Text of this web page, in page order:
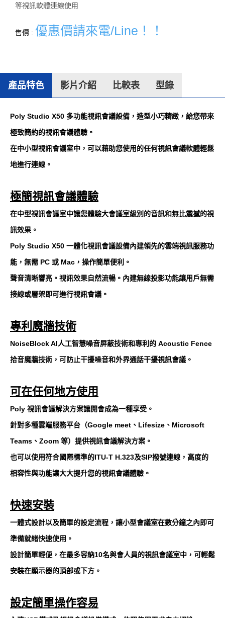
等視訊軟體連線使用
售價 : 優惠價請來電/Line！！
產品特色 影片介紹 比較表 型錄
Poly Studio X50 多功能視訊會議設備，造型小巧精緻，給您帶來
極致簡約的視訊會議體驗。
在中小型視訊會議室中，可以藉助您使用的任何視訊會議軟體輕鬆
地進行連線。
極簡視訊會議體驗
在中型視訊會議室中讓您體驗大會議室級別的音訊和無比震撼的視
訊效果。
Poly Studio X50 一體化視訊會議設備內建領先的雲端視訊服務功
能，無需 PC 或 Mac，操作簡單便利。
聲音清晰響亮。視訊效果自然流暢。內建無線投影功能讓用戶無需
接線或層架即可進行視訊會議。
專利魔牆技術
NoiseBlock AI人工智慧噪音屏蔽技術和專利的 Acoustic Fence
拾音魔牆技術，可防止干擾噪音和外界通話干擾視訊會議。
可在任何地方使用
Poly 視訊會議解決方案讓開會成為一種享受。
針對多種雲端服務平台（Google meet、Lifesize、Microsoft
Teams、Zoom 等）提供視訊會議解決方案。
也可以使用符合國際標準的ITU-T H.323及SIP撥號連線，高度的
相容性與功能讓大大提升您的視訊會議體驗。
快速安裝
一體式設計以及簡單的設定流程，讓小型會議室在數分鐘之內即可
準備就緒快速使用。
設計簡單輕便，在最多容納10名與會人員的視訊會議室中，可輕鬆
安裝在顯示器的頂部或下方。
設定簡單操作容易